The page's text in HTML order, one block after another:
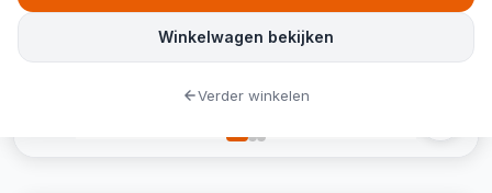
Winkelwagen bekijken
Verder winkelen